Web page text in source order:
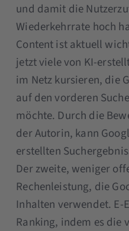
und damit die
Wiederkehrrate hoch
Content ist aktuell
jetzt viele von KI-
im Netz kursieren, die
auf den vorderen
möchte. Durch die
der Autorin, kann
erstellten
Der zweite, weniger
Rechenleistung, die
Inhalten verwendet. E-
Ranking, indem es die